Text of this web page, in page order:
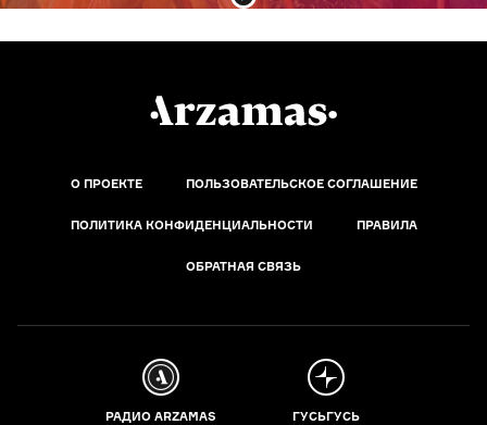
О ПРОЕКТЕ ПОЛЬЗОВАТЕЛЬСКОЕ СОГЛАШЕНИЕ
ПОЛИТИКА КОНФИДЕНЦИАЛЬНОСТИ ПРАВИЛА
ОБРАТНАЯ СВЯЗЬ
РАДИО ARZAMAS ГУСЬГУСЬ